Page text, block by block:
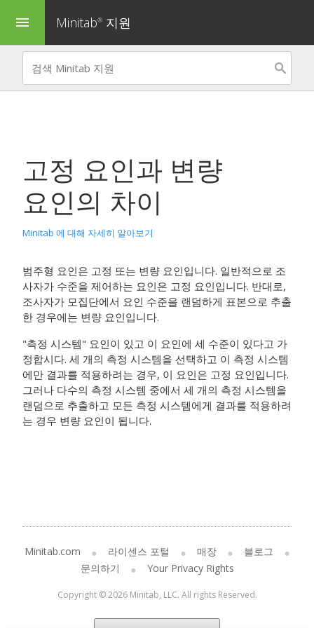
menu Minitab® 지원
고정 요인과 변량
요인의 차이
Minitab 에 대해 자세히 알아보기
범주형 요인은 고정 또는 변량 요인입니다. 일반적으로 조
사자가 수준을 제어하는 요인은 고정 요인입니다. 반대로,
조사자가 모집단에서 요인 수준을 랜덤하게 표본으로 추출
한 경우에는 변량 요인입니다.
"측정 시스템" 요인이 있고 이 요인에 세 수준이 있다고 가
정합시다. 세 개의 측정 시스템을 선택하고 이 측정 시스템
에만 결과를 적용하려는 경우, 이 요인은 고정 요인입니다.
그러나 다수의 측정 시스템 중에서 세 개의 측정 시스템을
랜덤으로 추출하고 모든 측정 시스템에게 결과를 적용하려
는 경우 변량 요인이 됩니다.
Minitab.com 라이센스 포털 매장
블로그
문의하기
Your Privacy Rights
Copyright © 2026 Minitab, LLC. All rights Reserved.